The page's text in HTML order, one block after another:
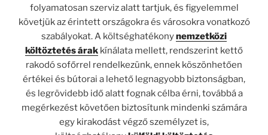
folyamatosan szerviz alatt tartjuk, és figyelemmel
követjük az érintett országokra és városokra vonatkozó
szabályokat. A költséghatékonynemzetközi
költöztetés árak kínálata mellett, rendszerint kettő
rakodó sofőrrel rendelkezünk, ennek köszönhetően
értékei és bútorai a lehető legnagyobb biztonságban,
és legrövidebb idő alatt fognak célba érni, továbbá a
megérkezést követően biztosítunk mindenki számára
egy kirakodást végző személyzet is,